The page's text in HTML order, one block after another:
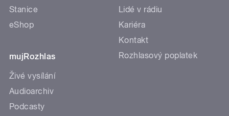
Stanice
eShop
mujRozhlas
Živé vysílání
Audioarchiv
Podcasty
Lidé v rádiu
Kariéra
Kontakt
Rozhlasový poplatek